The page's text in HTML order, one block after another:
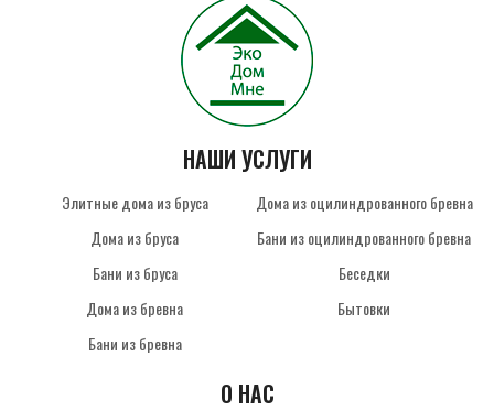
НАШИ УСЛУГИ
Элитные дома из бруса
Дома из бруса
Бани из бруса
Дома из бревна
Бани из бревна
Дома из оцилиндрованного бревна
Бани из оцилиндрованного бревна
Беседки
Бытовки
О НАС